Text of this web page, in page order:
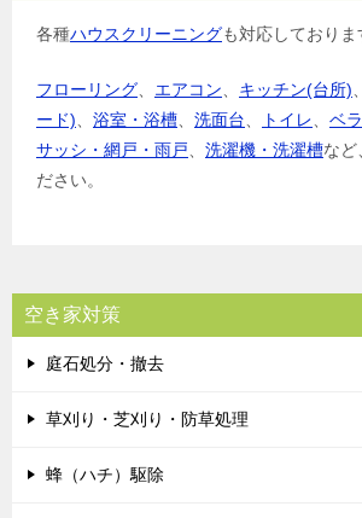
各種ハウスクリーニングも対応しておりま
フローリング エアコン キッチン(台所)
ード)
浴室・浴槽 洗面台 トイレ ベ
サッシ・網戸・雨戸
洗濯機・洗濯槽など
ださい。
空き家対策
庭石処分・撤去
草刈り・芝刈り・防草処理
蜂（ハチ）駆除